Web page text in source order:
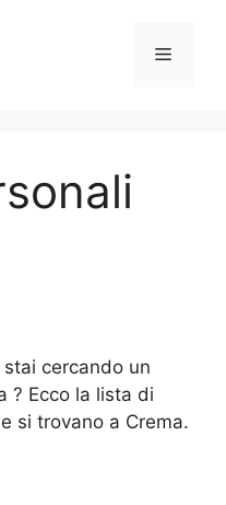
Menu
stai cercando un
? Ecco la lista di
si trovano a Crema.